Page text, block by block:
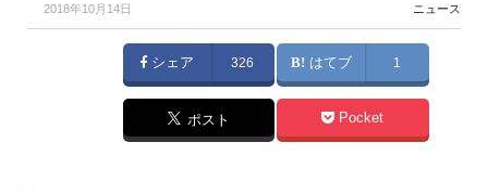
2018年10月14日 ニュース
シェア 326 はてブ 1
ポスト Pocket